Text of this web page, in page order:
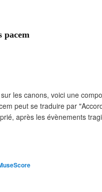
pacem
les canons, voici une
peut se traduire par
après les évènements